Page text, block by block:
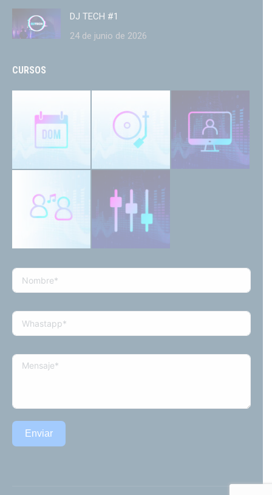
DJ TECH #1
24 de junio de 2026
CURSOS
Enviar